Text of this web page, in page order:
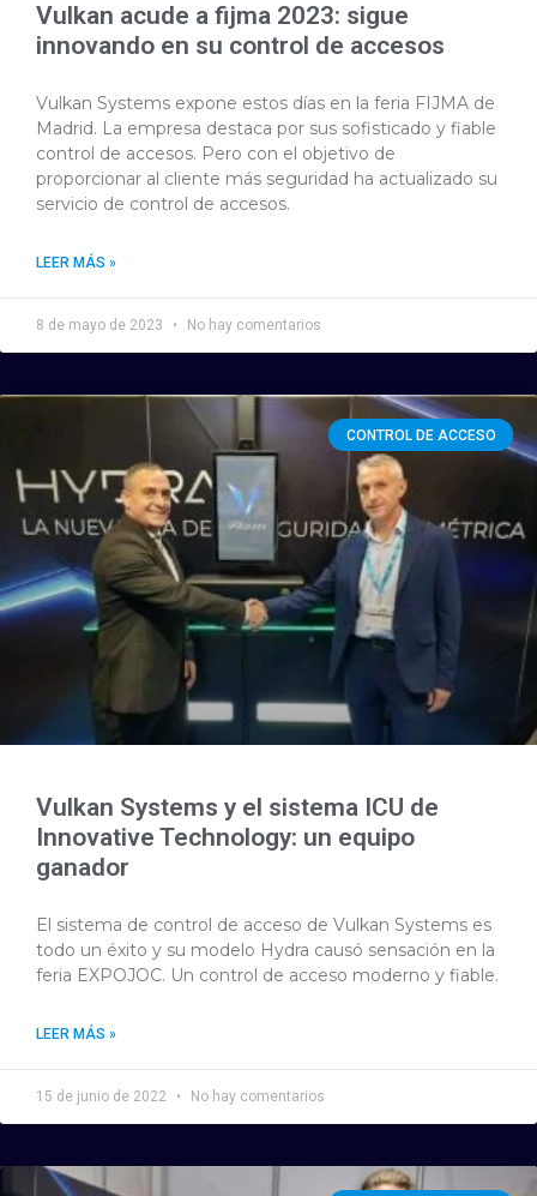
Vulkan acude a fijma 2023: sigue
innovando en su control de accesos
Vulkan Systems expone estos días en la feria FIJMA de
Madrid. La empresa destaca por sus sofisticado y fiable
control de accesos. Pero con el objetivo de
proporcionar al cliente más seguridad ha actualizado su
servicio de control de accesos.
LEER MÁS »
8 de mayo de 2023 No hay comentarios
CONTROL DE ACCESO
Vulkan Systems y el sistema ICU de
Innovative Technology: un equipo
ganador
El sistema de control de acceso de Vulkan Systems es
todo un éxito y su modelo Hydra causó sensación en la
feria EXPOJOC. Un control de acceso moderno y fiable.
LEER MÁS »
15 de junio de 2022 No hay comentarios